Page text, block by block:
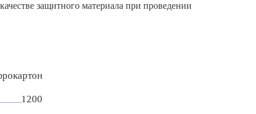
защитного материала при проведении
1200